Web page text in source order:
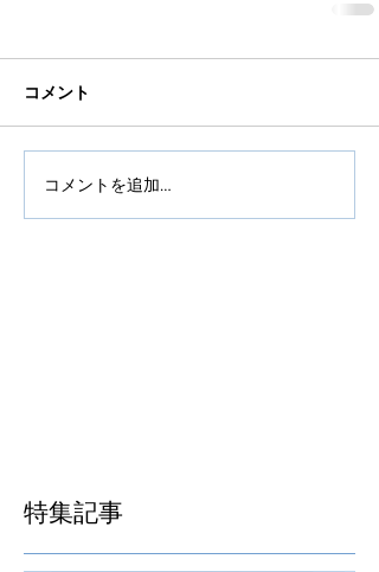
コメント
コメントを追加…
特集記事